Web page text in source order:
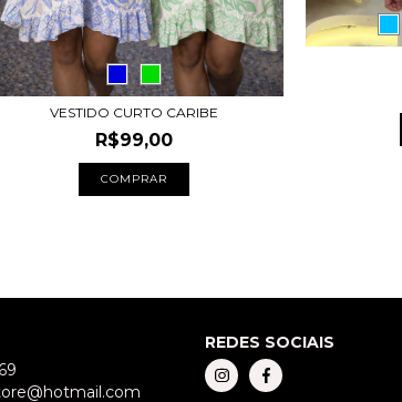
VESTIDO CURTO CARIBE
R$99,00
COMPRAR
REDES SOCIAIS